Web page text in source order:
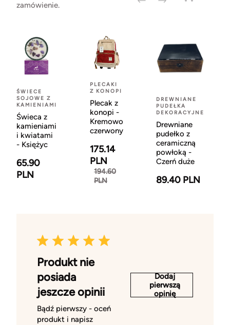
zamówienie.
ŚWIECE
SOJOWE Z
KAMIENIAMI
Świeca z
kamieniami
i kwiatami
- Księżyc
65.90
PLN
PLECAKI
Z KONOPI
Plecak z
konopi -
Kremowo
czerwony
175.14
PLN
194.60
PLN
DREWNIANE
PUDEŁKA
DEKORACYJNE
Drewniane
pudełko z
ceramiczną
powłoką -
Czerń duże
89.40 PLN
Produkt nie
posiada
jeszcze opinii
Bądź pierwszy - oceń
produkt i napisz
Dodaj
pierwszą
opinię